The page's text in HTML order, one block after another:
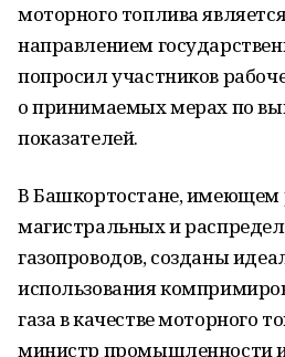
моторного топлива
направлением
попросил участников
о принимаемых мерах по
показателей.
В Башкортостане, имеющем
магистральных и
газопроводов, созданы
использования
газа в качестве моторного
министр промышленности